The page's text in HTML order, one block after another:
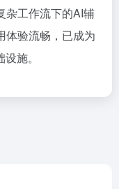
杂工作流下的AI辅
体验流畅，已成为
施。